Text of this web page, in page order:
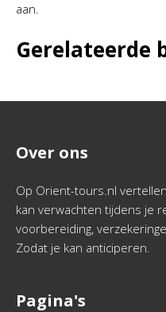
aan.
Gerelateerde
Over ons
Op Orient-tours.nl
kan verwachten tijdens je
voorbereiding,
Zodat je kan anticiperen.
Pagina's